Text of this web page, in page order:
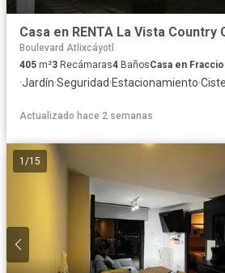
Casa en RENTA La Vista Country
Boulevard Atlixcáyotl
405 m²3 Recámaras4 BañosCasa en
·Jardín·Seguridad·Estacionamiento·
Actualizado hace 2 semanas
1 /15